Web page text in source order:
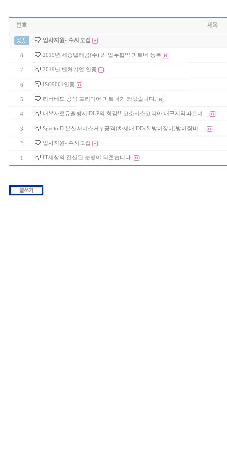
입사지원- 수시모집
8 2019년 세종텔레콤(주) 와 업무협약 파트너 등록
7 2019년 벤처기업 인증
6 ISO9001인증
5 리버베드 공식 프리미어 파트너가 되었습니다.
4 내부자료유출방지 DLP의 최강!! 코소시스코리아 대구지역파트너…
3 Specto D 분산서비스거부공격(차세대 DDoS 방어장비)방어장비 …
2 입사지원- 수시모집
1 IT세상의 진실된 눈빛이 되겠습니다.